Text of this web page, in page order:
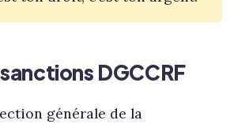
DGCCRF
générale de la